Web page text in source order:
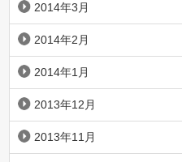
2014年3月
2014年2月
2014年1月
2013年12月
2013年11月